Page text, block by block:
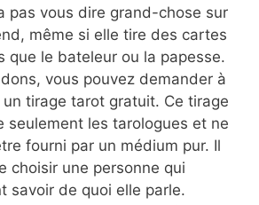
pas vous dire grand-chose sur
même si elle tire des cartes
que le bateleur ou la papesse.
vous pouvez demander à
tirage tarot gratuit. Ce tirage
seulement les tarologues et ne
fourni par un médium pur. Il
choisir une personne qui
savoir de quoi elle parle.